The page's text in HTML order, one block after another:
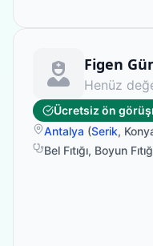
Figen
Henüz
Ücretsiz ön
Antalya (Serik,
Bel Fıtığı, Boyun